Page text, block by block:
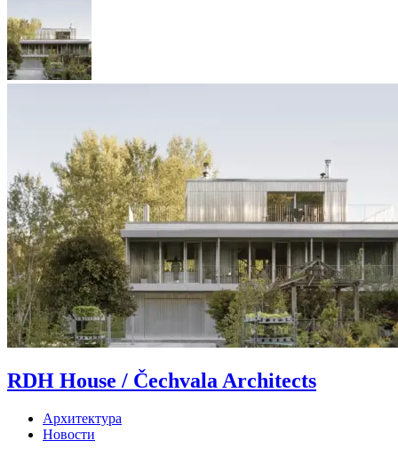
RDH House / Čechvala Architects
Архитектура
Новости